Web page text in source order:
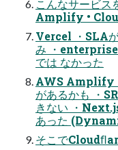
こんなサービス
Amplify •
Vercel ・SLA
み ・enterprise
では なかった
AWS Amplify
があるかも ・
きない ・
あった
そこで